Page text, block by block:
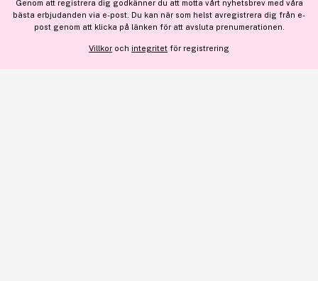
VISA DETALJER
Genom att registrera dig godkänner du att motta vårt nyhetsbrev med våra
bästa erbjudanden via e-post. Du kan när som helst avregistrera dig från e-
post genom att klicka på länken för att avsluta prenumerationen.
Villkor och integritet för registrering